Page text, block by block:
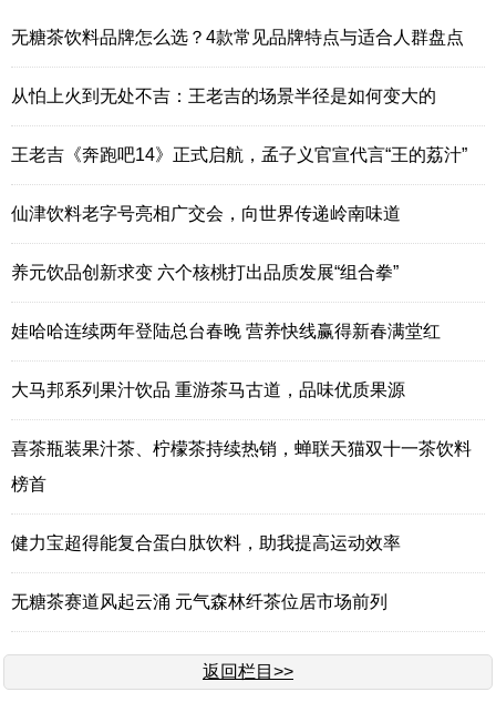
无糖茶饮料品牌怎么选？4款常见品牌特点与适合人群盘点
从怕上火到无处不吉：王老吉的场景半径是如何变大的
王老吉《奔跑吧14》正式启航，孟子义官宣代言“王的荔汁”
仙津饮料老字号亮相广交会，向世界传递岭南味道
养元饮品创新求变 六个核桃打出品质发展“组合拳”
娃哈哈连续两年登陆总台春晚 营养快线赢得新春满堂红
大马邦系列果汁饮品 重游茶马古道，品味优质果源
喜茶瓶装果汁茶、柠檬茶持续热销，蝉联天猫双十一茶饮料
榜首
健力宝超得能复合蛋白肽饮料，助我提高运动效率
无糖茶赛道风起云涌 元气森林纤茶位居市场前列
返回栏目>>